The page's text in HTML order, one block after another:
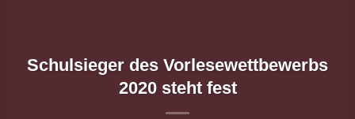
Schulsieger des Vorlesewettbewerbs
2020 steht fest